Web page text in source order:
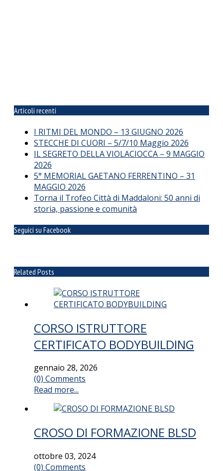
Articoli recenti
I RITMI DEL MONDO – 13 GIUGNO 2026
STECCHE DI CUORI – 5/7/10 Maggio 2026
IL SEGRETO DELLA VIOLACIOCCA – 9 MAGGIO
2026
5° MEMORIAL GAETANO FERRENTINO – 31
MAGGIO 2026
Torna il Trofeo Città di Maddaloni: 50 anni di
storia, passione e comunità
Seguici su Facebook
Related Posts
CORSO ISTRUTTORE
CERTIFICATO BODYBUILDING
gennaio 28, 2026
(0) Comments
Read more...
CROSO DI FORMAZIONE BLSD
ottobre 03, 2024
(0) Comments